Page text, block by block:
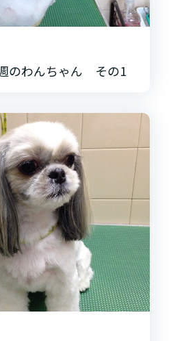
のわんちゃん その1